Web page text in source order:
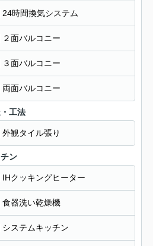
24時間換気システム
２面バルコニー
３面バルコニー
両面バルコニー
工法
外観タイル張り
ン
IHクッキングヒーター
食器洗い乾燥機
システムキッチン